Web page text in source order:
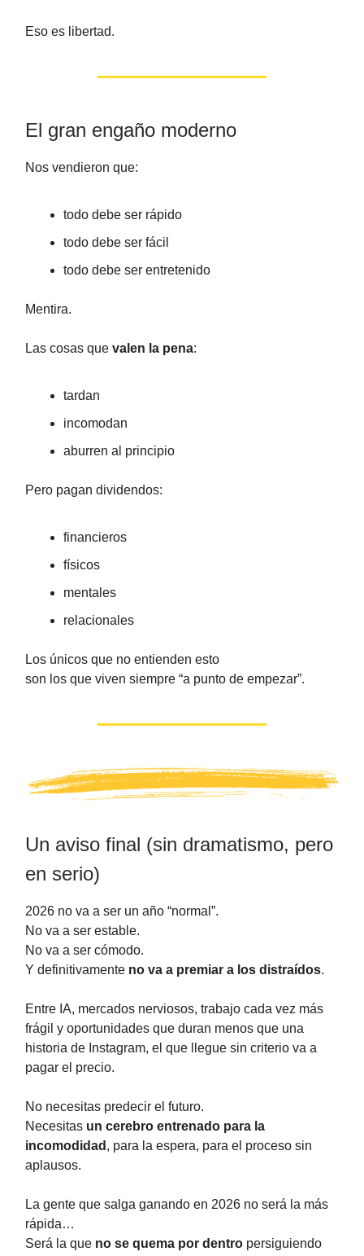
Eso es libertad.
El gran engaño moderno
Nos vendieron que:
todo debe ser rápido
todo debe ser fácil
todo debe ser entretenido
Mentira.
Las cosas que valen la pena:
tardan
incomodan
aburren al principio
Pero pagan dividendos:
financieros
físicos
mentales
relacionales
Los únicos que no entienden esto
son los que viven siempre “a punto de empezar”.
Un aviso final (sin dramatismo, pero
en serio)
2026 no va a ser un año “normal”.
No va a ser estable.
No va a ser cómodo.
Y definitivamente no va a premiar a los distraídos.
Entre IA, mercados nerviosos, trabajo cada vez más
frágil y oportunidades que duran menos que una
historia de Instagram, el que llegue sin criterio va a
pagar el precio.
No necesitas predecir el futuro.
Necesitas un cerebro entrenado para la
incomodidad , para la espera, para el proceso sin
aplausos.
La gente que salga ganando en 2026 no será la más
rápida…
Será la que no se quema por dentro persiguiendo